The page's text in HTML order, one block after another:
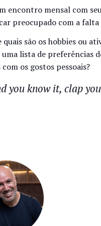
encontro mensal com
preocupado com a
quais são os hobbies ou
lista de preferências
os gostos pessoais?
you know it, clap